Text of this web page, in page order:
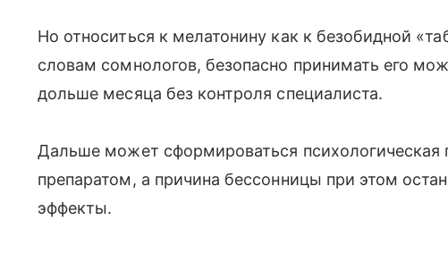
Но относиться к мелатонину как к безобидной
словам сомнологов, безопасно принимать его
дольше месяца без контроля специалиста.
Дальше может сформироваться психологическая
препаратом, а причина бессонницы при этом
эффекты.